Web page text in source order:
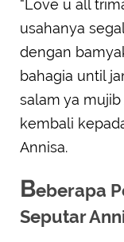
“Love u all
usahanya
dengan
bahagia until
salam ya
kembali
Annisa.
Beberapa
Seputar